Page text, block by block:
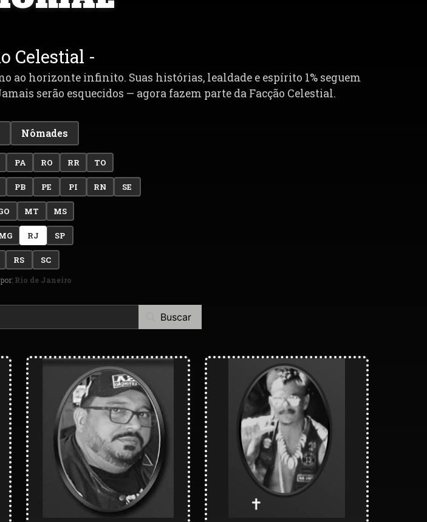
Celestial -
ao horizonte infinito. Suas histórias, lealdade e espírito 1% seguem
serão esquecidos — agora fazem parte da Facção Celestial.
Nômades
PA RO RR TO
PB PE PI RN SE
MT MS
RJ SP
RS SC
Rio de Janeiro
Buscar